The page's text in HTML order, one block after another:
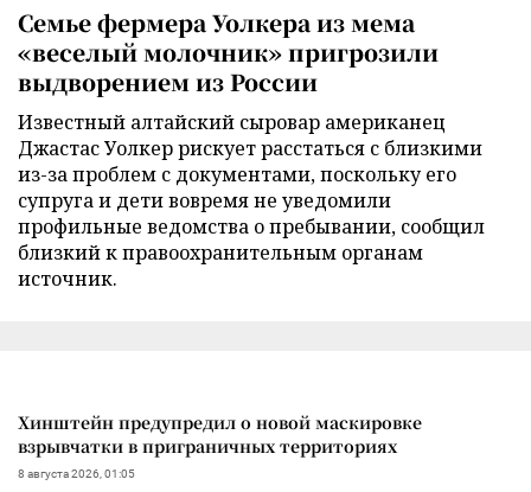
Семье фермера Уолкера из мема
«веселый молочник» пригрозили
выдворением из России
Известный алтайский сыровар американец
Джастас Уолкер рискует расстаться с близкими
из-за проблем с документами, поскольку его
супруга и дети вовремя не уведомили
профильные ведомства о пребывании, сообщил
близкий к правоохранительным органам
источник.
Хинштейн предупредил о новой маскировке
взрывчатки в приграничных территориях
8 августа 2026, 01:05